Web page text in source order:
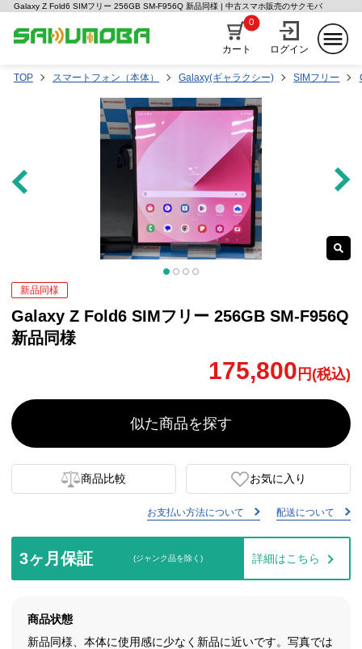
Galaxy Z Fold6 SIMフリー 256GB SM-F956Q 新品同様 | 中古スマホ販売のサクモバ
カート
0
ログイン
TOP スマートフォン（本体） Galaxy(ギャラクシー) SIMフリー
新品同様
Galaxy Z Fold6 SIMフリー 256GB SM-F956Q
新品同様
175,800 円(税込)
似た商品を探す
商品比較 お気に入り
お支払い方法について 配送について
3ヶ月保証 (ジャンク品を除く) 詳細はこちら
商品状態
新品同様、本体に使用感に少なく新品に近いです。写真では